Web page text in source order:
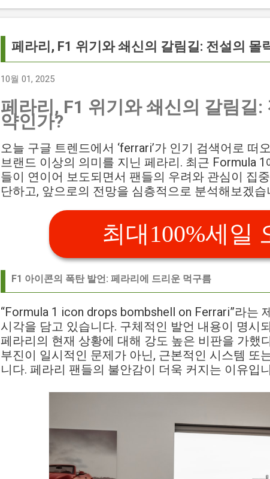
경기 당일 실시간 스코어 업데이트를 제공하는 뉴스로, 팬들의 높은
boss says his side have to try to "be themselves" away from
팀 고유의 색깔을 유지하는 것이 중요하다고 강조했습니다. ...
페라리, F1 위기와 쇄신의 갈림길: 전설의 몰
10월 01, 2025
페라리, F1 위기와 쇄신의 갈림길
약인가?
오늘 구글 트렌드에서 ‘ferrari’가 인기 검색어로
브랜드 이상의 의미를 지닌 페라리. 최근 Formula
들이 연이어 보도되면서 팬들의 우려와 관심이 집
단하고, 앞으로의 전망을 심층적으로 분석해보겠습
최대100%세일
F1 아이콘의 폭탄 발언: 페라리에 드리운 먹구름
“Formula 1 icon drops bombshell on Ferrari”라는
시각을 담고 있습니다. 구체적인 발언 내용이 명시
페라리의 현재 상황에 대해 강도 높은 비판을 가했
부진이 일시적인 문제가 아닌, 근본적인 시스템 또
니다. 페라리 팬들의 불안감이 더욱 커지는 이유입